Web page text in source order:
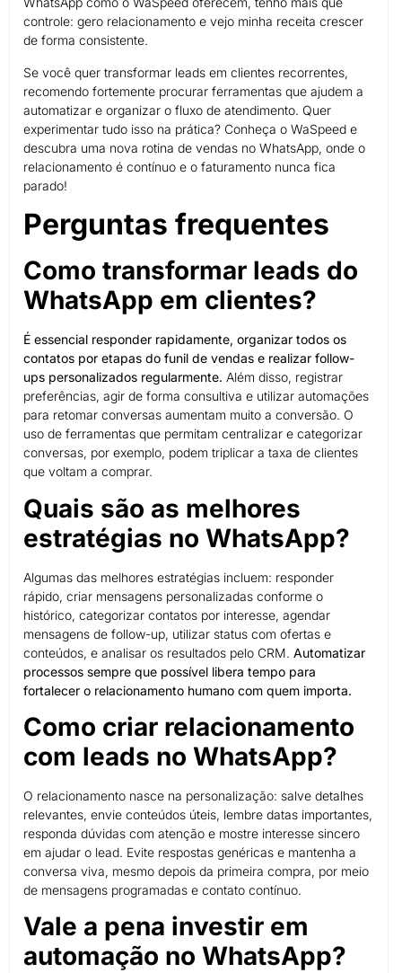
controle: gero relacionamento e vejo minha receita crescer
de forma consistente.
Se você quer transformar leads em clientes recorrentes,
recomendo fortemente procurar ferramentas que ajudem a
automatizar e organizar o fluxo de atendimento. Quer
experimentar tudo isso na prática? Conheça o WaSpeed e
descubra uma nova rotina de vendas no WhatsApp, onde o
relacionamento é contínuo e o faturamento nunca fica
parado!
Perguntas frequentes
Como transformar leads do
WhatsApp em clientes?
É essencial responder rapidamente, organizar todos os
contatos por etapas do funil de vendas e realizar follow-
ups personalizados regularmente. Além disso, registrar
preferências, agir de forma consultiva e utilizar automações
para retomar conversas aumentam muito a conversão. O
uso de ferramentas que permitam centralizar e categorizar
conversas, por exemplo, podem triplicar a taxa de clientes
que voltam a comprar.
Quais são as melhores
estratégias no WhatsApp?
Algumas das melhores estratégias incluem: responder
rápido, criar mensagens personalizadas conforme o
histórico, categorizar contatos por interesse, agendar
mensagens de follow-up, utilizar status com ofertas e
conteúdos, e analisar os resultados pelo CRM. Automatizar
processos sempre que possível libera tempo para
fortalecer o relacionamento humano com quem importa.
Como criar relacionamento
com leads no WhatsApp?
O relacionamento nasce na personalização: salve detalhes
relevantes, envie conteúdos úteis, lembre datas importantes,
responda dúvidas com atenção e mostre interesse sincero
em ajudar o lead. Evite respostas genéricas e mantenha a
conversa viva, mesmo depois da primeira compra, por meio
de mensagens programadas e contato contínuo.
Vale a pena investir em
automação no WhatsApp?